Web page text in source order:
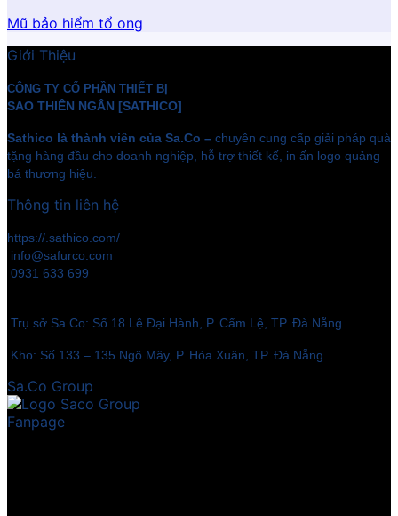
Mũ bảo hiểm tổ ong
Giới Thiệu
CÔNG TY CỔ PHẦN THIẾT BỊ
SAO THIÊN NGÂN [SATHICO]
Sathico là thành viên của Sa.Co – chuyên cung cấp giải pháp quà
tặng hàng đầu cho doanh nghiệp, hỗ trợ thiết kế, in ấn logo quảng
bá thương hiệu.
Thông tin liên hệ
https://.sathico.com/
info@safurco.com
0931 633 699
Trụ sở Sa.Co: Số 18 Lê Đại Hành, P. Cẩm Lệ, TP. Đà Nẵng.
Kho: Số 133 – 135 Ngô Mây, P. Hòa Xuân, TP. Đà Nẵng.
Sa.Co Group
Fanpage